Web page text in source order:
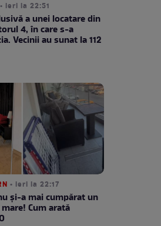
• ieri la 22:51
a unei locatare din
4, în care s-a
Vecinii au sunat la 112
• ieri la 22:17
și-a mai cumpărat un
Cum arată